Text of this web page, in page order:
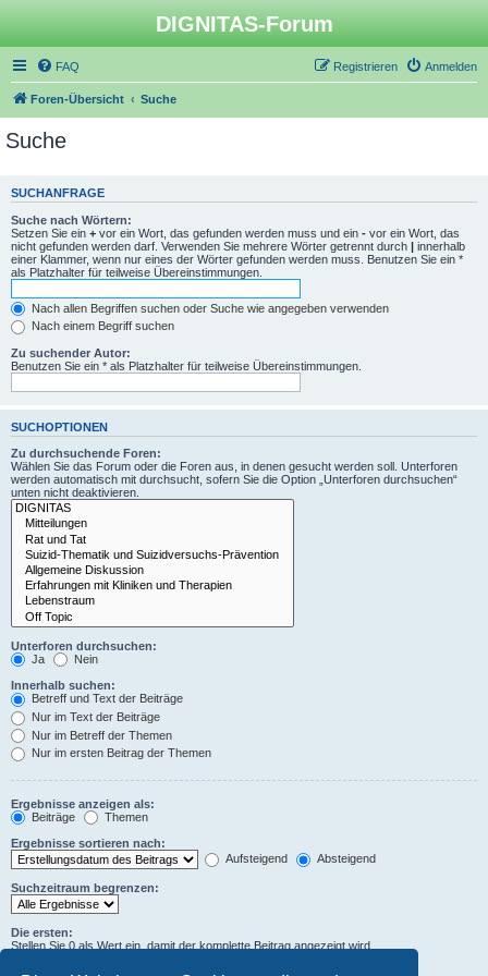
DIGNITAS-Forum
FAQ Anmelden
Registrieren
Foren-Übersicht Suche
Suche
SUCHANFRAGE
Suche nach Wörtern:
Setzen Sie ein + vor ein Wort, das gefunden werden muss und ein - vor ein Wort, das
nicht gefunden werden darf. Verwenden Sie mehrere Wörter getrennt durch | innerhalb
einer Klammer, wenn nur eines der Wörter gefunden werden muss. Benutzen Sie ein *
als Platzhalter für teilweise Übereinstimmungen.
Nach allen Begriffen suchen oder Suche wie angegeben verwenden
Nach einem Begriff suchen
Zu suchender Autor:
Benutzen Sie ein * als Platzhalter für teilweise Übereinstimmungen.
SUCHOPTIONEN
Zu durchsuchende Foren:
Wählen Sie das Forum oder die Foren aus, in denen gesucht werden soll. Unterforen
werden automatisch mit durchsucht, sofern Sie die Option „Unterforen durchsuchen“
unten nicht deaktivieren.
Unterforen durchsuchen:
Ja
Nein
Innerhalb suchen:
Betreff und Text der Beiträge
Nur im Text der Beiträge
Nur im Betreff der Themen
Nur im ersten Beitrag der Themen
Ergebnisse anzeigen als:
Beiträge
Themen
Ergebnisse sortieren nach:
Aufsteigend
Absteigend
Suchzeitraum begrenzen:
Die ersten:
Stellen Sie 0 als Wert ein, damit der komplette Beitrag angezeigt wird.